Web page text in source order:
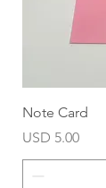
Note Card
Precio
USD 5.00